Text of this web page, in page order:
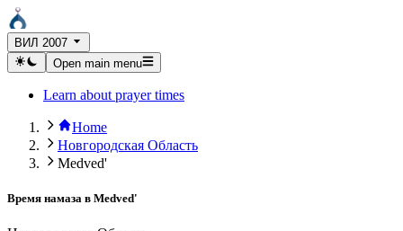
ВИЛ 2007
Open main menu
Learn about prayer times
Home
Новгородская Область
Medved'
Время намаза в Medved'